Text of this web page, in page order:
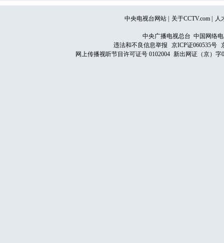
中央电视台网站 关于CCTV.com 人
中央广播电视总台 中国网络
违法和不良信息举报
京ICP证060535号
网上传播视听节目许可证号 0102004 新出网证（京）